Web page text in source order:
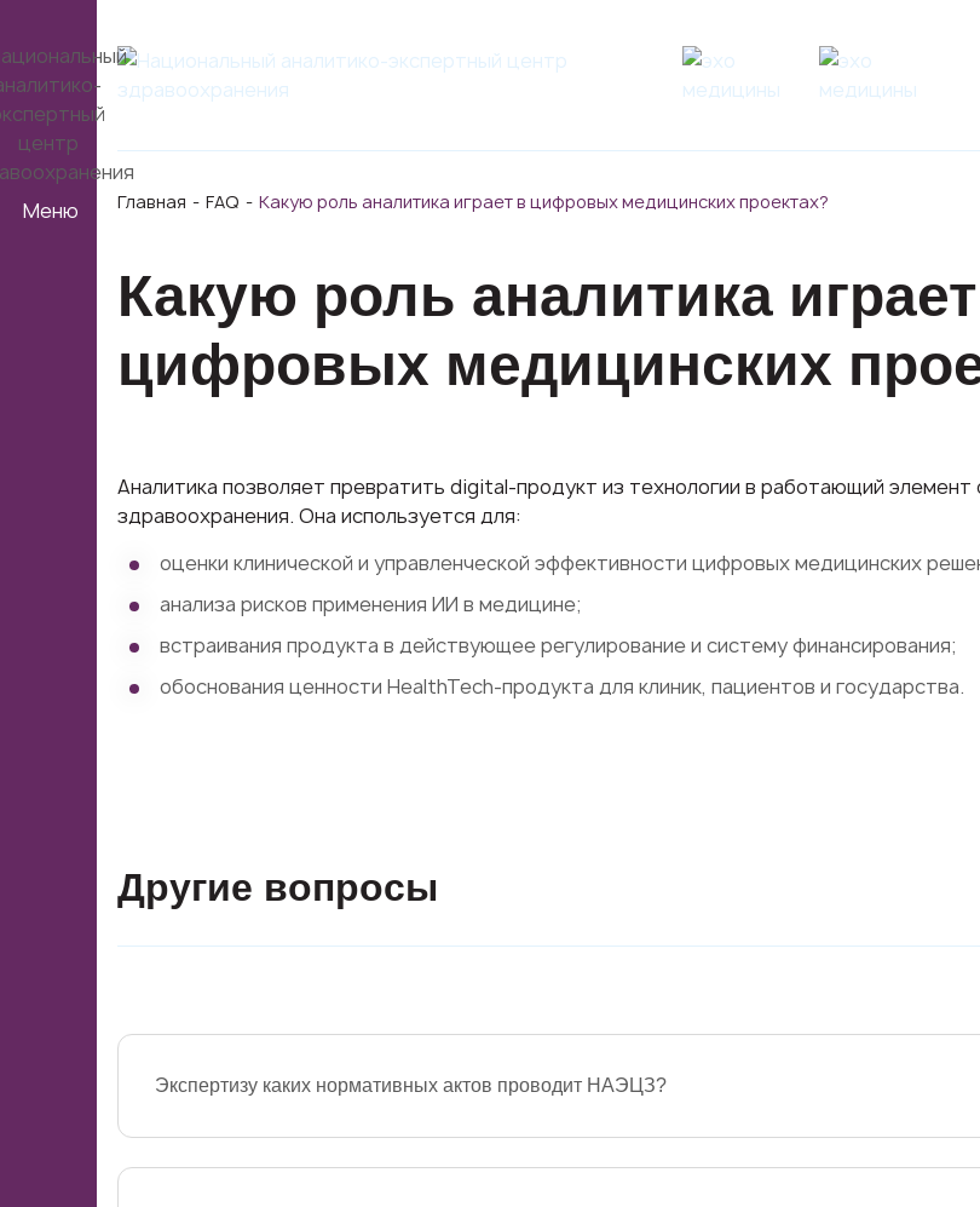
Меню Главная FAQ Какую роль аналитика играет в цифровых медицинских проектах?
Какую роль аналитика
цифровых медицинских
Аналитика позволяет превратить digital-продукт из технологии в работающий элемент
здравоохранения. Она используется для:
оценки клинической и управленческой эффективности цифровых медицинских
анализа рисков применения ИИ в медицине;
встраивания продукта в действующее регулирование и систему финансирования;
обоснования ценности HealthTech-продукта для клиник, пациентов и государства.
Другие вопросы
Экспертизу каких нормативных актов проводит НАЭЦЗ?
НАЭЦЗ проводит правовую экспертизу нормативных правовых актов в сфере
здравоохранения. Область экспертизы включает медицинскую и